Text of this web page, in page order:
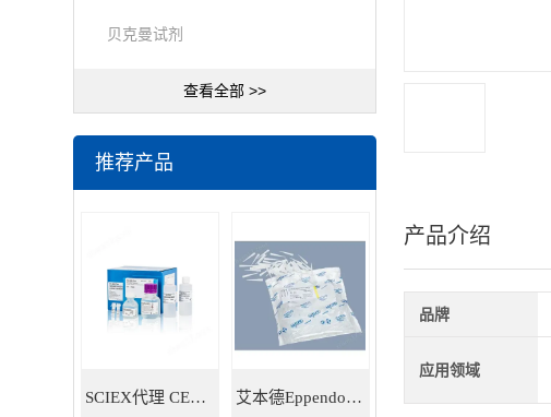
产品介绍
品牌
应用领域
贝克曼试剂
查看全部 >>
推荐产品
SCIEX代理 CE耗材试剂 毛细管电泳试剂耗材 艾本德Eppendorf 5ml移液器吸头 30000978